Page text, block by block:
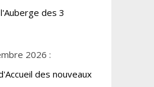
des 3
2026 :
des nouveaux